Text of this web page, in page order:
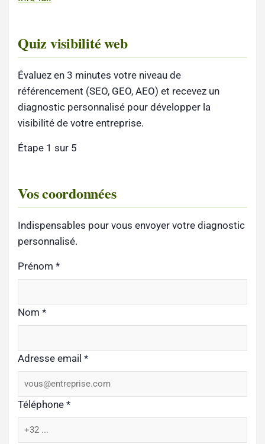
Quiz visibilité web
Évaluez en 3 minutes votre niveau de
référencement (SEO, GEO, AEO) et recevez un
diagnostic personnalisé pour développer la
visibilité de votre entreprise.
Étape 1 sur 5
Vos coordonnées
Indispensables pour vous envoyer votre diagnostic
personnalisé.
Prénom *
Nom *
Adresse email *
Téléphone *